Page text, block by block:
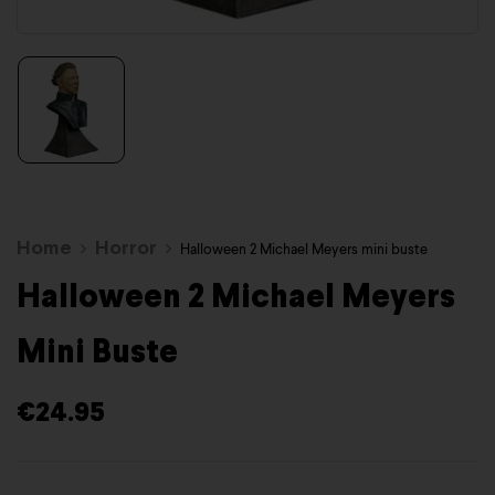
Home Horror Halloween 2 Michael Meyers mini buste
Halloween 2 Michael Meyers
Mini Buste
€24.95